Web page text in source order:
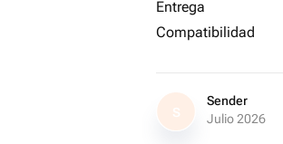
Entrega
Compatibilidad
S
Sender
Julio 2026